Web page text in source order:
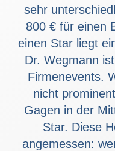
sehr
800 € für einen
einen Star liegt
Dr. Wegmann
Firmenevents.
nicht
Gagen in der
Star. Diese
angemessen: